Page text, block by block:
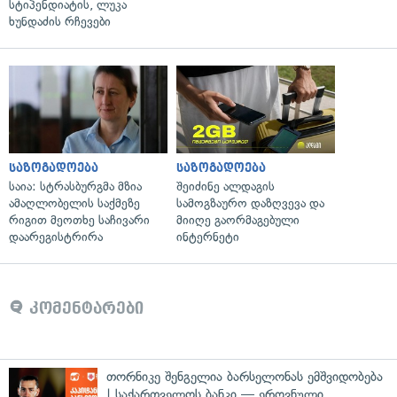
სტიპენდიატის, ლუკა
ხუნდაძის რჩევები
საზოგადოება
საია: სტრასბურგმა მზია
ამაღლობელის საქმეზე
რიგით მეოთხე საჩივარი
დაარეგისტრირა
საზოგადოება
შეიძინე ალდაგის
სამოგზაურო დაზღვევა და
მიიღე გაორმაგებული
ინტერნეტი
კომენტარები
თორნიკე შენგელია ბარსელონას ემშვიდობება